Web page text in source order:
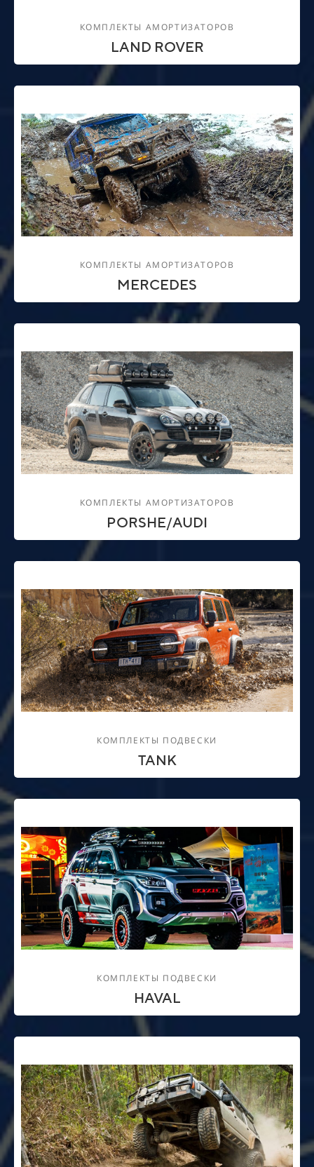
КОМПЛЕКТЫ АМОРТИЗАТОРОВ
LAND ROVER
КОМПЛЕКТЫ АМОРТИЗАТОРОВ
MERCEDES
КОМПЛЕКТЫ АМОРТИЗАТОРОВ
PORSHE/AUDI
КОМПЛЕКТЫ ПОДВЕСКИ
TANK
КОМПЛЕКТЫ ПОДВЕСКИ
HAVAL